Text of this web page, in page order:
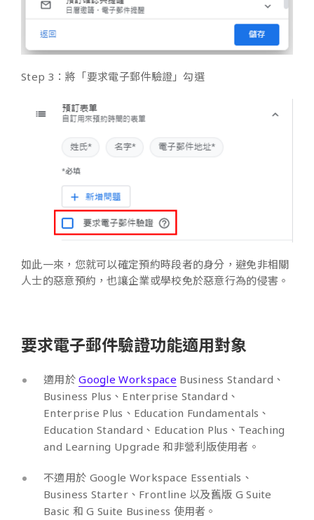
Step 3：將「要求電子郵件驗證」勾選
如此一來，您就可以確定預約時段者的身分，避免非相關
人士的惡意預約，也讓企業或學校免於惡意行為的侵害。
要求電子郵件驗證功能適用對象
適用於Google Workspace Business Standard、
Business Plus、Enterprise Standard、
Enterprise Plus、Education Fundamentals、
Education Standard、Education Plus、Teaching
and Learning Upgrade 和非營利版使用者。
不適用於 Google Workspace Essentials、
Business Starter、Frontline 以及舊版 G Suite
Basic 和 G Suite Business 使用者。